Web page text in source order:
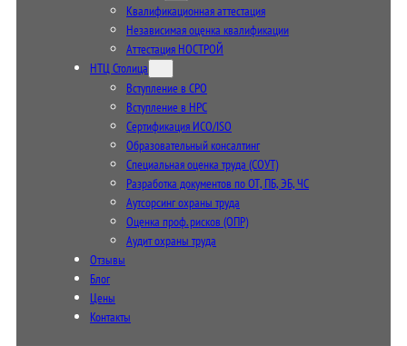
Квалификационная аттестация
Независимая оценка квалификации
Аттестация НОСТРОЙ
НТЦ Столица
Вступление в СРО
Вступление в НРС
Сертификация ИСО/ISO
Образовательный консалтинг
Специальная оценка труда (СОУТ)
Разработка документов по ОТ, ПБ, ЭБ, ЧС
Аутсорсинг охраны труда
Оценка проф. рисков (ОПР)
Аудит охраны труда
Отзывы
Блог
Цены
Контакты